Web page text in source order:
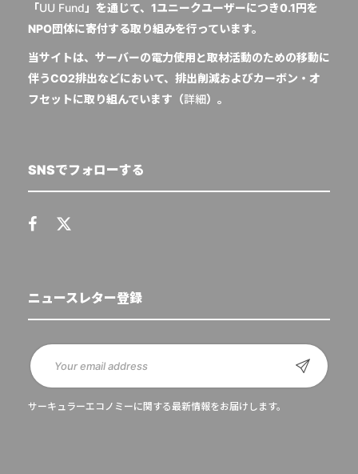
「UU Fund 」を通じて、1ユニークユーザーにつき0.1円を
NPO団体に寄付する取り組みを行っています。
当サイトは、サーバーの電力使用と取材活動のための移動に
伴うCO2排出などにおいて、排出削減およびカーボン・オ
フセットに取り組んでいます（詳細）。
SNSでフォローする
ニュースレター登録
サーキュラーエコノミーに関する最新情報をお届けします。